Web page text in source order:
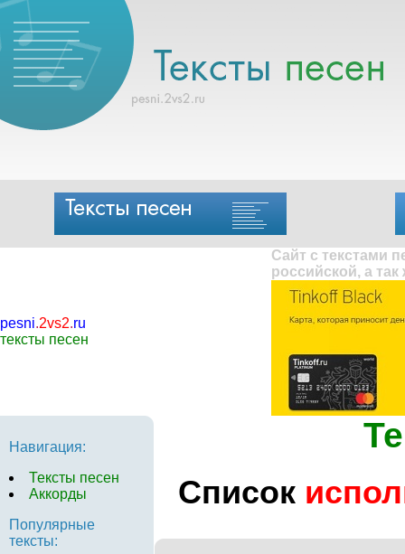
pesni.2vs2.ru
тексты песен
Сайт с текстами
российской, а
Навигация:
Тексты песен
Аккорды
Популярные
тексты:
Список